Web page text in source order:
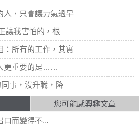
人，只會讓力氣過早
讓我害怕的，根
：所有的工作，其實
更重要的是……
事，沒升職，降
您可能感興趣文章
口而變得不...